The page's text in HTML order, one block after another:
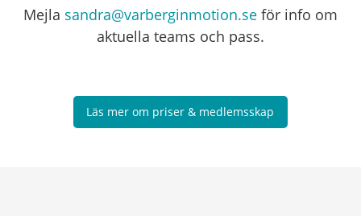
Mejla sandra@varberginmotion.seför info om
aktuella teams och pass.
Läs mer om priser & medlemsskap